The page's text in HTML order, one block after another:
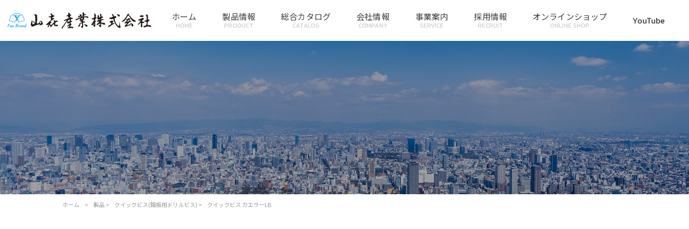
ホーム
HOME
製品情報
PRODUCT
総合カタログ
CATALOG
会社情報
COMPANY
事業案内
SERVICE
採用情報
RECRUIT
オンラインショップ
ONLINE SHOP YouTube
ホーム > 製品> クイックビス(鋼板用ドリルビス) > クイックビス カエラーLB